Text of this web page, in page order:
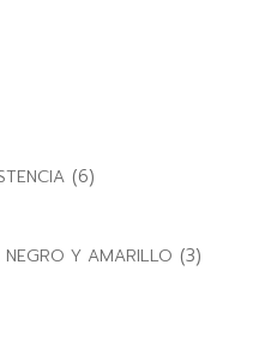
(6)
NEGRO Y AMARILLO (3)